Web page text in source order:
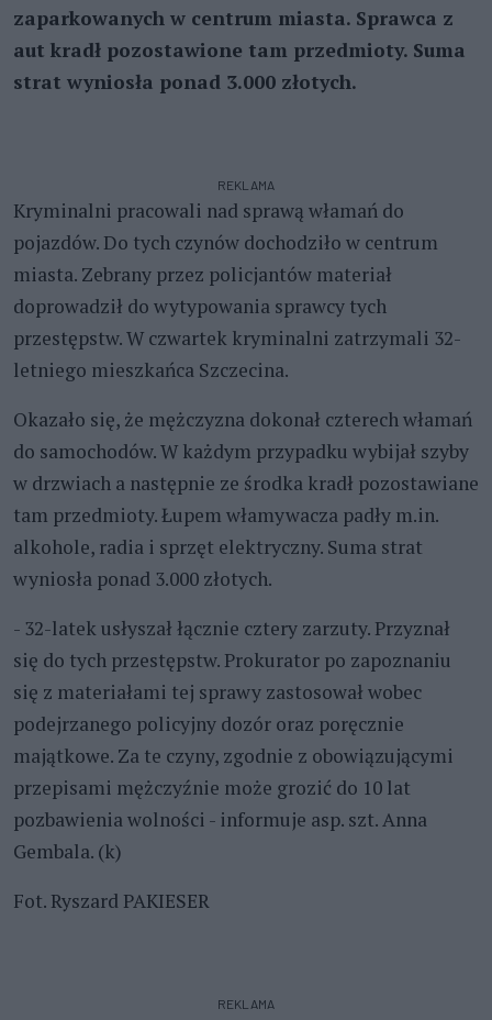
zaparkowanych w centrum miasta. Sprawca z
aut kradł pozostawione tam przedmioty. Suma
strat wyniosła ponad 3.000 złotych.
REKLAMA
Kryminalni pracowali nad sprawą włamań do
pojazdów. Do tych czynów dochodziło w centrum
miasta. Zebrany przez policjantów materiał
doprowadził do wytypowania sprawcy tych
przestępstw. W czwartek kryminalni zatrzymali 32-
letniego mieszkańca Szczecina.
Okazało się, że mężczyzna dokonał czterech włamań
do samochodów. W każdym przypadku wybijał szyby
w drzwiach a następnie ze środka kradł pozostawiane
tam przedmioty. Łupem włamywacza padły m.in.
alkohole, radia i sprzęt elektryczny. Suma strat
wyniosła ponad 3.000 złotych.
- 32-latek usłyszał łącznie cztery zarzuty. Przyznał
się do tych przestępstw. Prokurator po zapoznaniu
się z materiałami tej sprawy zastosował wobec
podejrzanego policyjny dozór oraz poręcznie
majątkowe. Za te czyny, zgodnie z obowiązującymi
przepisami mężczyźnie może grozić do 10 lat
pozbawienia wolności - informuje asp. szt. Anna
Gembala. (k)
Fot. Ryszard PAKIESER
REKLAMA